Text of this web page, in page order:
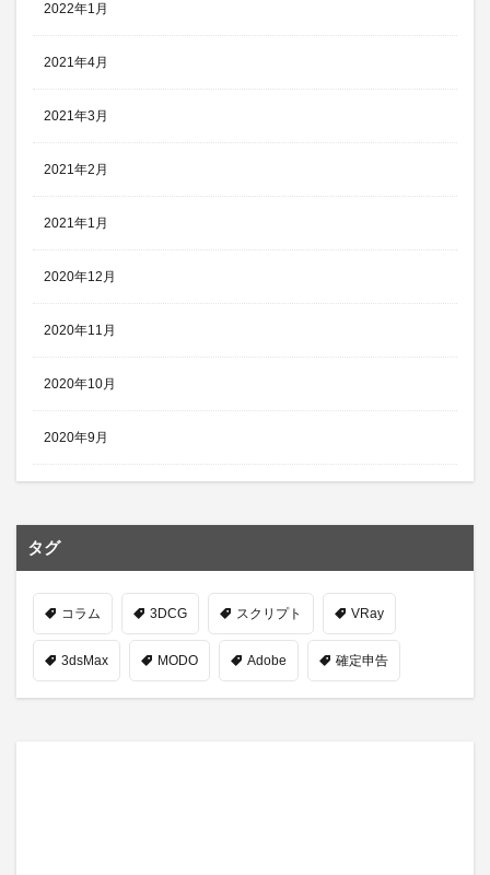
2022年1月
2021年4月
2021年3月
2021年2月
2021年1月
2020年12月
2020年11月
2020年10月
2020年9月
タグ
コラム 3DCG スクリプト VRay
3dsMax MODO Adobe 確定申告